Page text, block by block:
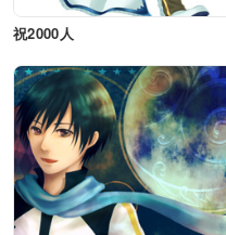
祝2000人